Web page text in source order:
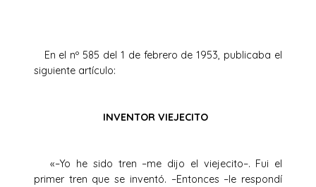
En el nº 585 del 1 de febrero de 1953, publicaba el
siguiente artículo:
INVENTOR VIEJECITO
«–Yo he sido tren –me dijo el viejecito–. Fui el
primer tren que se inventó. –Entonces –le respondí